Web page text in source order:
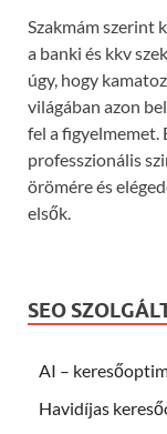
Szakmám szerint
a banki és kkv
úgy, hogy
világában azon
fel a figyelmemet.
professzionális
örömére és
elsők.
SEO
AI –
Havidíjas